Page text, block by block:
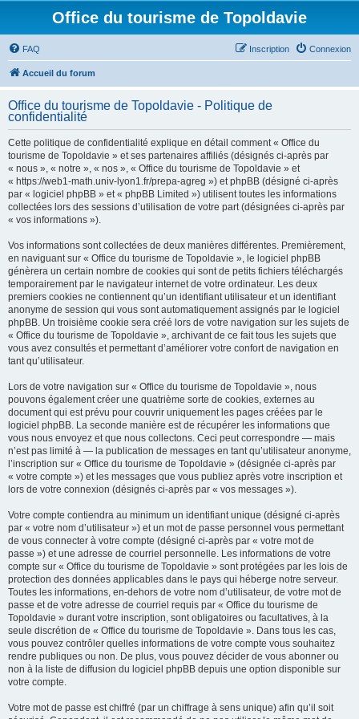
Office du tourisme de Topoldavie
FAQ Connexion
Inscription
Accueil du forum
Office du tourisme de Topoldavie - Politique de
confidentialité
Cette politique de confidentialité explique en détail comment « Office du
tourisme de Topoldavie » et ses partenaires affiliés (désignés ci-après par
« nous », « notre », « nos », « Office du tourisme de Topoldavie » et
« https://web1-math.univ-lyon1.fr/prepa-agreg ») et phpBB (désigné ci-après
par « logiciel phpBB » et « phpBB Limited ») utilisent toutes les informations
collectées lors des sessions d’utilisation de votre part (désignées ci-après par
« vos informations »).
Vos informations sont collectées de deux manières différentes. Premièrement,
en naviguant sur « Office du tourisme de Topoldavie », le logiciel phpBB
génèrera un certain nombre de cookies qui sont de petits fichiers téléchargés
temporairement par le navigateur internet de votre ordinateur. Les deux
premiers cookies ne contiennent qu’un identifiant utilisateur et un identifiant
anonyme de session qui vous sont automatiquement assignés par le logiciel
phpBB. Un troisième cookie sera créé lors de votre navigation sur les sujets de
« Office du tourisme de Topoldavie », archivant de ce fait tous les sujets que
vous avez consultés et permettant d’améliorer votre confort de navigation en
tant qu’utilisateur.
Lors de votre navigation sur « Office du tourisme de Topoldavie », nous
pouvons également créer une quatrième sorte de cookies, externes au
document qui est prévu pour couvrir uniquement les pages créées par le
logiciel phpBB. La seconde manière est de récupérer les informations que
vous nous envoyez et que nous collectons. Ceci peut correspondre — mais
n’est pas limité à — la publication de messages en tant qu’utilisateur anonyme,
l’inscription sur « Office du tourisme de Topoldavie » (désignée ci-après par
« votre compte ») et les messages que vous publiez après votre inscription et
lors de votre connexion (désignés ci-après par « vos messages »).
Votre compte contiendra au minimum un identifiant unique (désigné ci-après
par « votre nom d’utilisateur ») et un mot de passe personnel vous permettant
de vous connecter à votre compte (désigné ci-après par « votre mot de
passe ») et une adresse de courriel personnelle. Les informations de votre
compte sur « Office du tourisme de Topoldavie » sont protégées par les lois de
protection des données applicables dans le pays qui héberge notre serveur.
Toutes les informations, en-dehors de votre nom d’utilisateur, de votre mot de
passe et de votre adresse de courriel requis par « Office du tourisme de
Topoldavie » durant votre inscription, sont obligatoires ou facultatives, à la
seule discrétion de « Office du tourisme de Topoldavie ». Dans tous les cas,
vous pouvez contrôler quelles informations de votre compte vous souhaitez
rendre publiques ou non. De plus, vous pouvez décider de vous abonner ou
non à la liste de diffusion du logiciel phpBB depuis une option disponible sur
votre compte.
Votre mot de passe est chiffré (par un chiffrage à sens unique) afin qu’il soit